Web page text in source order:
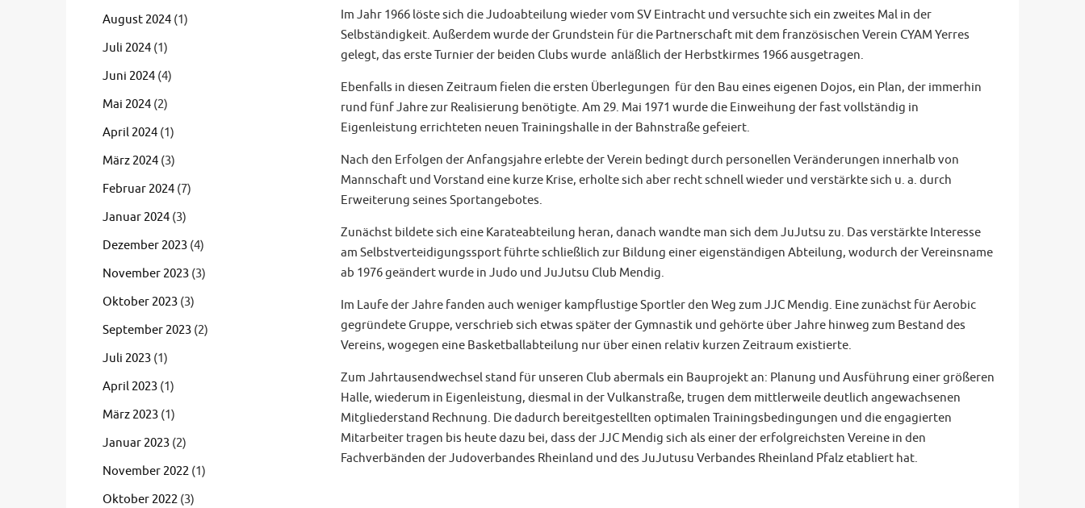
Im Jahr 1966 löste sich die Judoabteilung wieder vom SV Eintracht und versuchte sich ein zweites Mal in der
Selbständigkeit. Außerdem wurde der Grundstein für die Partnerschaft mit dem französischen Verein CYAM Yerres
gelegt, das erste Turnier der beiden Clubs wurde anläßlich der Herbstkirmes 1966 ausgetragen.
Ebenfalls in diesen Zeitraum fielen die ersten Überlegungen für den Bau eines eigenen Dojos, ein Plan, der immerhin
rund fünf Jahre zur Realisierung benötigte. Am 29. Mai 1971 wurde die Einweihung der fast vollständig in
Eigenleistung errichteten neuen Trainingshalle in der Bahnstraße gefeiert.
Nach den Erfolgen der Anfangsjahre erlebte der Verein bedingt durch personellen Veränderungen innerhalb von
Mannschaft und Vorstand eine kurze Krise, erholte sich aber recht schnell wieder und verstärkte sich u. a. durch
Erweiterung seines Sportangebotes.
Zunächst bildete sich eine Karateabteilung heran, danach wandte man sich dem JuJutsu zu. Das verstärkte Interesse
am Selbstverteidigungssport führte schließlich zur Bildung einer eigenständigen Abteilung, wodurch der Vereinsname
ab 1976 geändert wurde in Judo und JuJutsu Club Mendig.
Im Laufe der Jahre fanden auch weniger kampflustige Sportler den Weg zum JJC Mendig. Eine zunächst für Aerobic
gegründete Gruppe, verschrieb sich etwas später der Gymnastik und gehörte über Jahre hinweg zum Bestand des
Vereins, wogegen eine Basketballabteilung nur über einen relativ kurzen Zeitraum existierte.
Zum Jahrtausendwechsel stand für unseren Club abermals ein Bauprojekt an: Planung und Ausführung einer größeren
Halle, wiederum in Eigenleistung, diesmal in der Vulkanstraße, trugen dem mittlerweile deutlich angewachsenen
Mitgliederstand Rechnung. Die dadurch bereitgestellten optimalen Trainingsbedingungen und die engagierten
Mitarbeiter tragen bis heute dazu bei, dass der JJC Mendig sich als einer der erfolgreichsten Vereine in den
Fachverbänden der Judoverbandes Rheinland und des JuJutusu Verbandes Rheinland Pfalz etabliert hat.
August 2024 (1)
Juli 2024 (1)
Juni 2024 (4)
Mai 2024 (2)
April 2024 (1)
März 2024 (3)
Februar 2024 (7)
Januar 2024 (3)
Dezember 2023 (4)
November 2023 (3)
Oktober 2023 (3)
September 2023 (2)
Juli 2023 (1)
April 2023 (1)
März 2023 (1)
Januar 2023 (2)
November 2022 (1)
Oktober 2022 (3)